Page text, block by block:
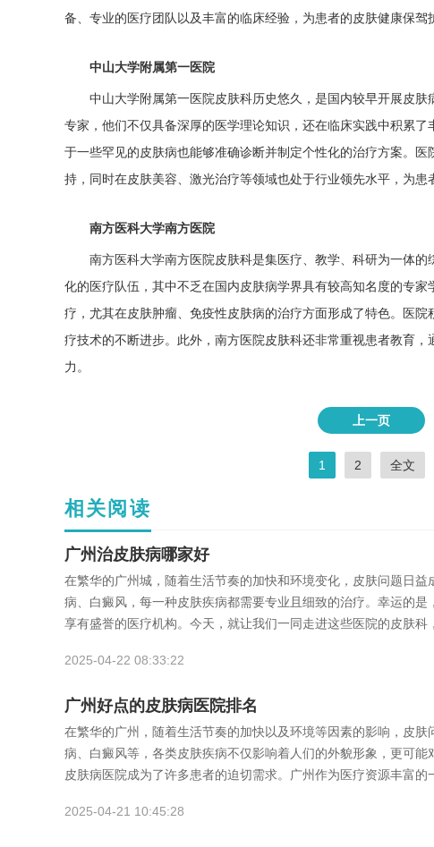
备、专业的医疗团队以及丰富的临床经验，为患者的皮肤健康保
中山大学附属第一医院
中山大学附属第一医院皮肤科历史悠久，是国内较早开展皮
专家，他们不仅具备深厚的医学理论知识，还在临床实践中积累
于一些罕见的皮肤病也能够准确诊断并制定个性化的治疗方案。
持，同时在皮肤美容、激光治疗等领域也处于行业领先水平，为患
南方医科大学南方医院
南方医科大学南方医院皮肤科是集医疗、教学、科研为一体
化的医疗队伍，其中不乏在国内皮肤病学界具有较高知名度的专
疗，尤其在皮肤肿瘤、免疫性皮肤病的治疗方面形成了特色。医
疗技术的不断进步。此外，南方医院皮肤科还非常重视患者教育
力。
上一页
1 2 全文
相关阅读
广州治皮肤病哪家好
在繁华的广州城，随着生活节奏的加快和环境变化，皮肤问题日
病、白癜风，每一种皮肤疾病都需要专业且细致的治疗。幸运的
享有盛誉的医疗机构。今天，就让我们一同走进这些医院的皮肤
2025-04-22 08:33:22
广州好点的皮肤病医院排名
在繁华的广州，随着生活节奏的加快以及环境等因素的影响，皮
病、白癜风等，各类皮肤疾病不仅影响着人们的外貌形象，更可
皮肤病医院成为了许多患者的迫切需求。广州作为医疗资源丰富
2025-04-21 10:45:28